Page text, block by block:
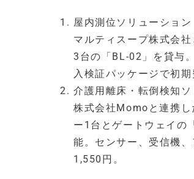
屋内測位ソリューショ
マルティスープ株式会
3台の「BL-02」を貸与
入検証パッケージで初期
介護用離床・転倒検知
株式会社Momoと連携
ー1台とゲートウェイの
能。センサー、受信機
1,550円。